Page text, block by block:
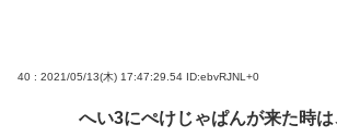
40 : 2021/05/13(木) 17:47:29.54 ID:ebvRJNL+0
へい3にぺけじゃぱんが来た時